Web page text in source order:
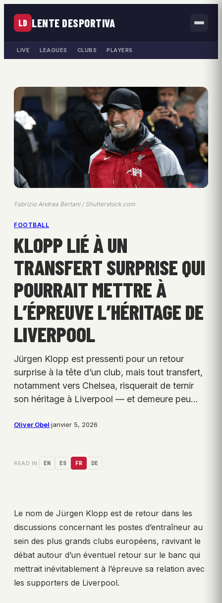
LD LENTE DESPORTIVA
LIVE LEAGUES CLUBS PLAYERS
Fabrizio Andrea Bertani / Shutterstock.com
FOOTBALL
KLOPP LIÉ À UN
TRANSFERT SURPRISE QUI
POURRAIT METTRE À
L’ÉPREUVE L’HÉRITAGE DE
LIVERPOOL
Jürgen Klopp est pressenti pour un retour
surprise à la tête d’un club, mais tout transfert,
notamment vers Chelsea, risquerait de ternir
son héritage à Liverpool — et demeure peu…
Oliver Obel·janvier 5, 2026
READ IN: EN ES FR DE
Le nom de Jürgen Klopp est de retour dans les
discussions concernant les postes d’entraîneur au
sein des plus grands clubs européens, ravivant le
débat autour d’un éventuel retour sur le banc qui
mettrait inévitablement à l’épreuve sa relation avec
les supporters de Liverpool.